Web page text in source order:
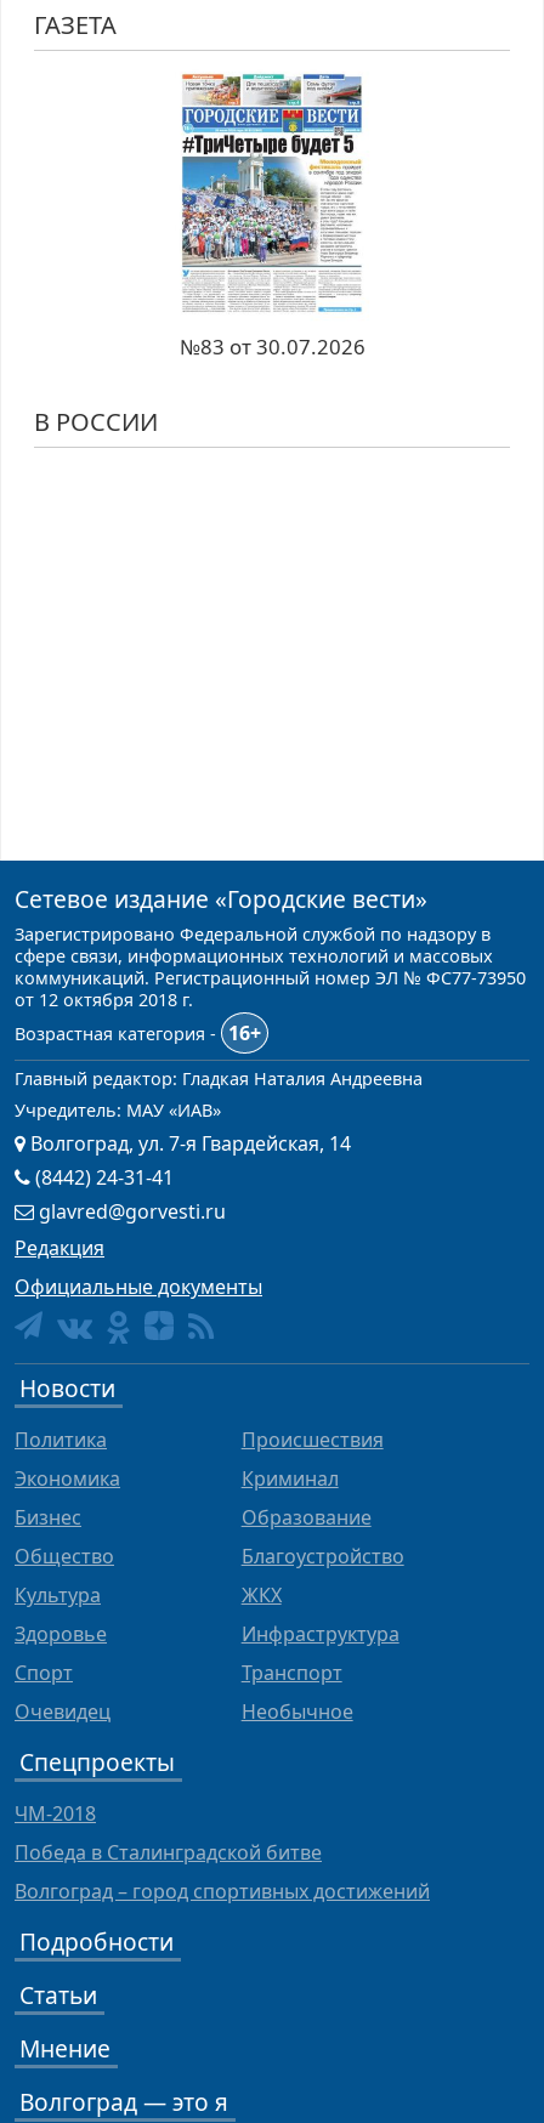
ГАЗЕТА
№83 от 30.07.2026
В РОССИИ
Сетевое издание «Городские вести»
Зарегистрировано Федеральной службой по надзору в
сфере связи, информационных технологий и массовых
коммуникаций. Регистрационный номер ЭЛ № ФС77-73950
от 12 октября 2018 г.
Возрастная категория -
16+
Главный редактор: Гладкая Наталия Андреевна
Учредитель: МАУ «ИАВ»
Волгоград, ул. 7-я Гвардейская, 14
(8442) 24-31-41
glavred@gorvesti.ru
Редакция
Официальные документы
Новости
Политика
Экономика
Бизнес
Общество
Культура
Здоровье
Спорт
Очевидец
Происшествия
Криминал
Образование
Благоустройство
ЖКХ
Инфраструктура
Транспорт
Необычное
Спецпроекты
ЧМ-2018
Победа в Сталинградской битве
Волгоград – город спортивных достижений
Подробности
Статьи
Мнение
Волгоград — это я